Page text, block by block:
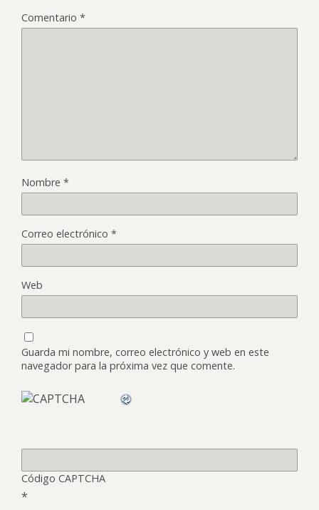
Comentario *
Nombre *
Correo electrónico *
Web
Guarda mi nombre, correo electrónico y web en este
navegador para la próxima vez que comente.
Código CAPTCHA
*